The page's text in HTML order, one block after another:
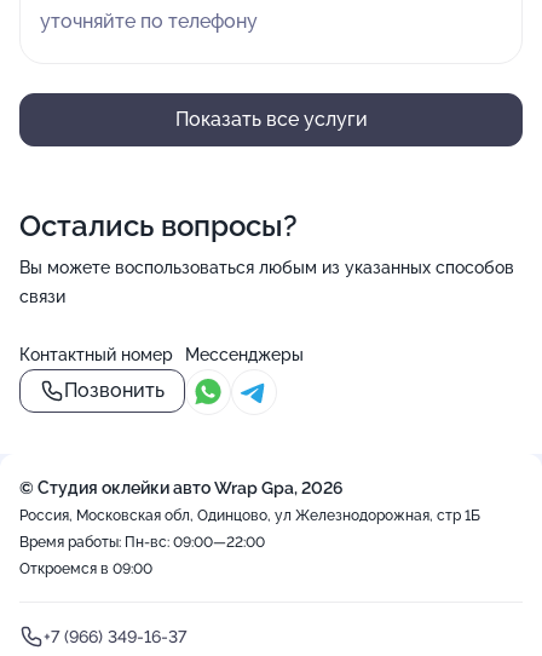
уточняйте по телефону
Показать все услуги
Остались вопросы?
Вы можете воспользоваться любым из указанных способов
связи
Контактный номер
Позвонить
Мессенджеры
© Студия оклейки авто Wrap Gpa, 2026
Россия, Московская обл, Одинцово, ул Железнодорожная, стр 1Б
Время работы: Пн-вс: 09:00—22:00
Откроемся в 09:00
+7 (966) 349-16-37